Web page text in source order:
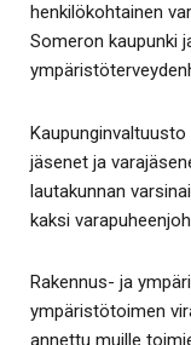
henkilökohtainen
Someron kaupunki
jäsenet ja
lautakunnan
kaksi
Rakennus- ja
ympäristötoimen
annettu muille